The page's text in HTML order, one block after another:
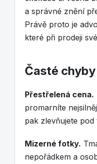
a správné znění
Právě proto je
které při prodeji
Časté
Přestřelená cena.
promarníte
pak zlevňujete pod
Mizerné fotky.
nepořádkem a